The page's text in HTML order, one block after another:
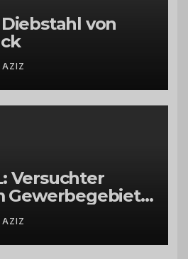
Diebstahl von
AZIZ
Versuchter
Gewerbegebiet
AZIZ